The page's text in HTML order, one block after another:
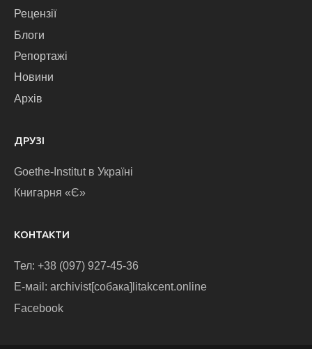
Рецензії
Блоги
Репортажі
Новини
Архів
ДРУЗІ
Goethe-Institut в Україні
Книгарня «Є»
КОНТАКТИ
Тел: +38 (097) 927-45-36
E-маіl: archivist[собака]litakcent.online
Facebook